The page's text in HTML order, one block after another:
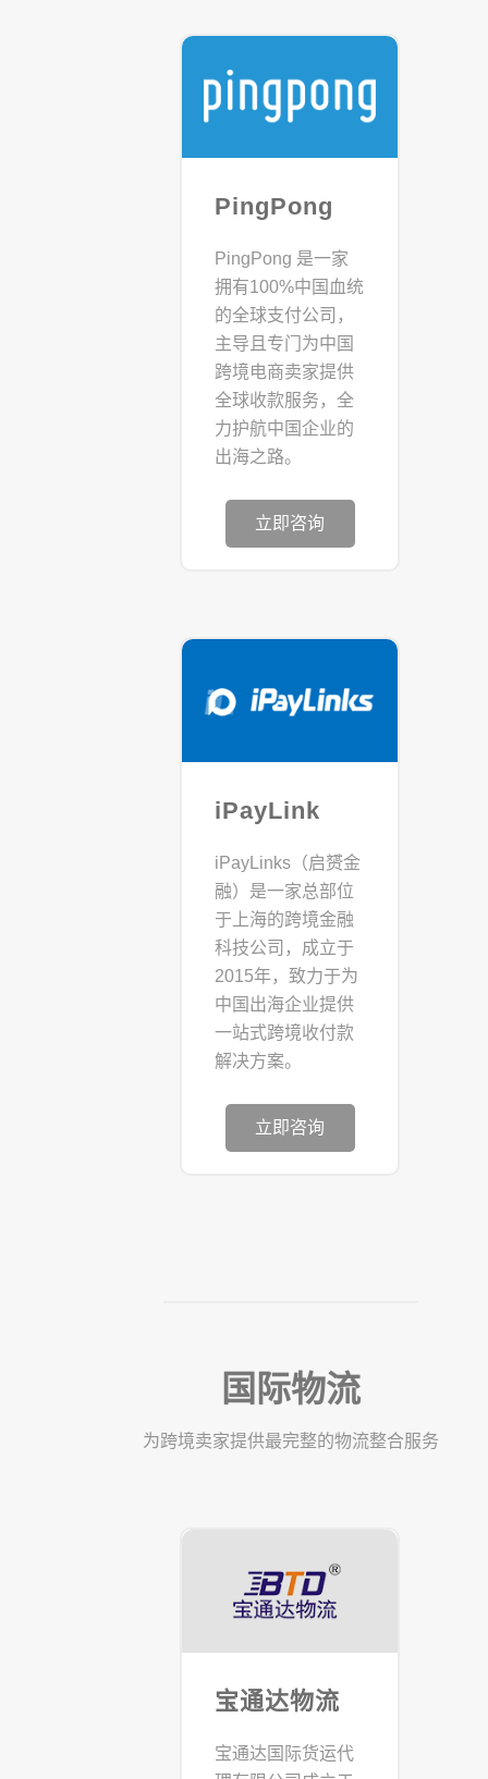
PingPong
PingPong 是一家
拥有100%中国血统
的全球支付公司，
主导且专门为中国
跨境电商卖家提供
全球收款服务，全
力护航中国企业的
出海之路。
立即咨询
iPayLink
iPayLinks（启赟金
融）是一家总部位
于上海的跨境金融
科技公司，成立于
2015年，致力于为
中国出海企业提供
一站式跨境收付款
解决方案。
立即咨询
国际物流
为跨境卖家提供最完整的物流整合服务
宝通达物流
宝通达国际货运代